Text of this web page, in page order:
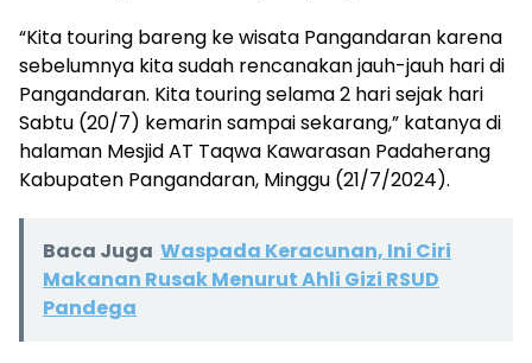
“Kita touring bareng ke wisata Pangandaran karena
sebelumnya kita sudah rencanakan jauh-jauh hari di
Pangandaran. Kita touring selama 2 hari sejak hari
Sabtu (20/7) kemarin sampai sekarang,” katanya di
halaman Mesjid AT Taqwa Kawarasan Padaherang
Kabupaten Pangandaran, Minggu (21/7/2024).
Baca Juga Waspada Keracunan, Ini Ciri
Makanan Rusak Menurut Ahli Gizi RSUD
Pandega